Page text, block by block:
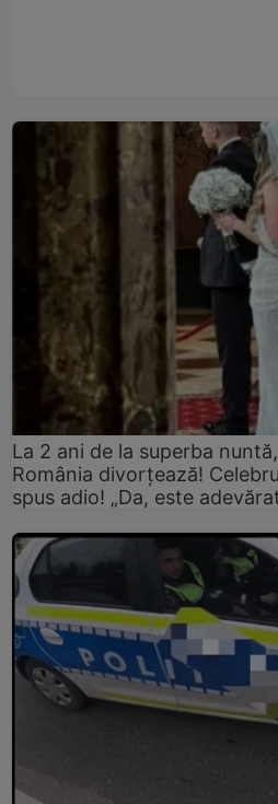
La 2 ani de la superba
România divorțează!
spus adio! „Da, este